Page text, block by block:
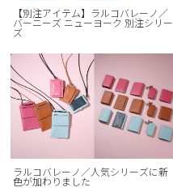
【別注アイテム】ラルコバレーノ／
バーニーズ ニューヨーク 別注シリー
ズ
ラルコバレーノ／人気シリーズに新
色が加わりました